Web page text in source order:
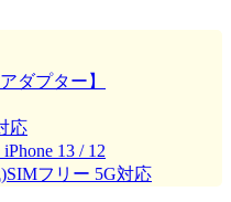
ダプター】
応
13 / 12
)SIMフリー 5G対応